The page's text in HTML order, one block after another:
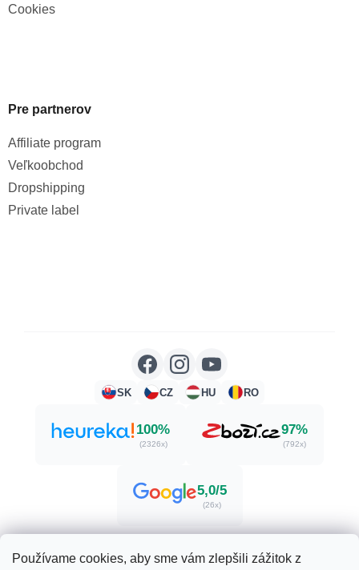
Používame cookies, aby sme vám zlepšili zážitok z
Cookies
Pre partnerov
Affiliate program
Veľkoobchod
Dropshipping
Private label
SK CZ HU RO
100%
(2326x)
97%
(792x)
5,0/5
(26x)